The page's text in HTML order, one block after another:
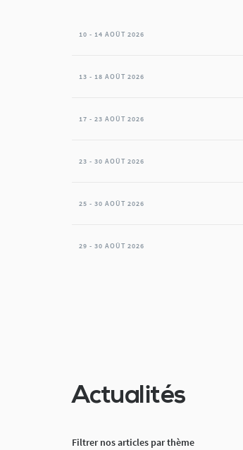
10 - 14 AOÛT 2026
13 - 18 AOÛT 2026
17 - 23 AOÛT 2026
23 - 30 AOÛT 2026
25 - 30 AOÛT 2026
29 - 30 AOÛT 2026
Actualités
Filtrer nos articles par thème